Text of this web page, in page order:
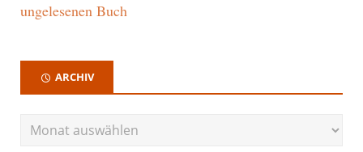
ungelesenen Buch
ARCHIV